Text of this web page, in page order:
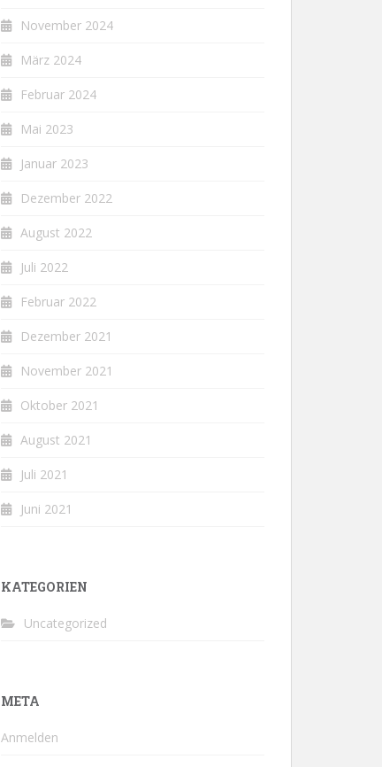
November 2024
März 2024
Februar 2024
Mai 2023
Januar 2023
Dezember 2022
August 2022
Juli 2022
Februar 2022
Dezember 2021
November 2021
Oktober 2021
August 2021
Juli 2021
Juni 2021
KATEGORIEN
Uncategorized
META
Anmelden